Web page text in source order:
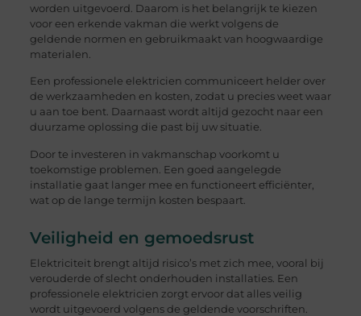
worden uitgevoerd. Daarom is het belangrijk te kiezen
voor een erkende vakman die werkt volgens de
geldende normen en gebruikmaakt van hoogwaardige
materialen.
Een professionele elektricien communiceert helder over
de werkzaamheden en kosten, zodat u precies weet waar
u aan toe bent. Daarnaast wordt altijd gezocht naar een
duurzame oplossing die past bij uw situatie.
Door te investeren in vakmanschap voorkomt u
toekomstige problemen. Een goed aangelegde
installatie gaat langer mee en functioneert efficiënter,
wat op de lange termijn kosten bespaart.
Veiligheid en gemoedsrust
Elektriciteit brengt altijd risico’s met zich mee, vooral bij
verouderde of slecht onderhouden installaties. Een
professionele elektricien zorgt ervoor dat alles veilig
wordt uitgevoerd volgens de geldende voorschriften.